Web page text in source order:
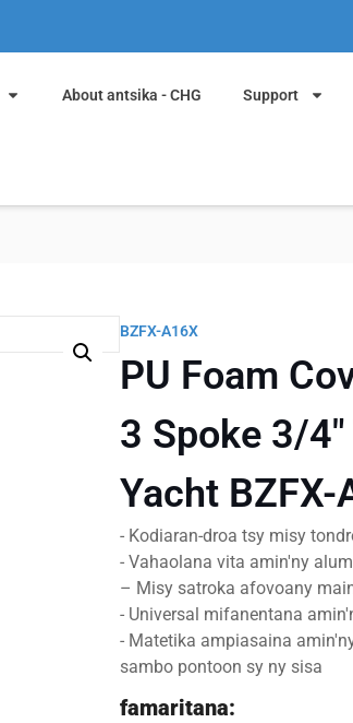
About antsika - CHG Support
BZFX-A16X
PU Foam
3 Spoke 3/
Yacht BZFX-
- Kodiaran-droa tsy misy
- Vahaolana vita amin'ny
– Misy satroka afovoany
- Universal mifanentana
- Matetika ampiasaina
sambo pontoon sy ny sisa
famaritana: